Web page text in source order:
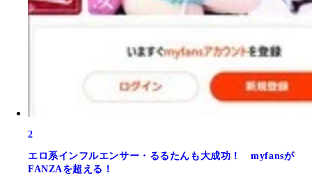
2
エロ系インフルエンサー・るるたんも大成功！ myfansが
FANZAを超える！